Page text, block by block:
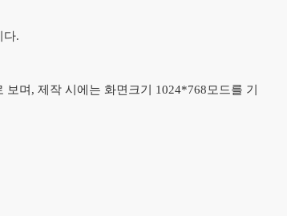
다.
며, 제작 시에는 화면크기 1024*768모드를 기